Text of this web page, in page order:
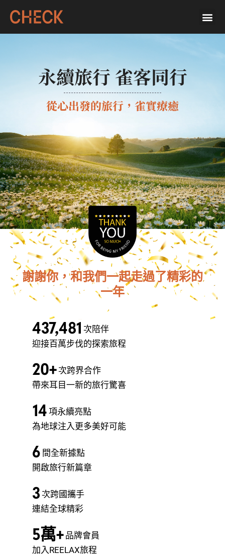
永續旅行 雀客同行
從心出發的旅行，雀實療癒
謝謝你，和我們一起走過了精彩的
一年
437,481 次陪伴
迎接百萬步伐的探索旅程
20+次跨界合作
帶來耳目一新的旅行驚喜
14 項永續亮點
為地球注入更多美好可能
6 間全新據點
開啟旅行新篇章
3 次跨國攜手
連結全球精彩
5萬+ 品牌會員
加入REELAX旅程